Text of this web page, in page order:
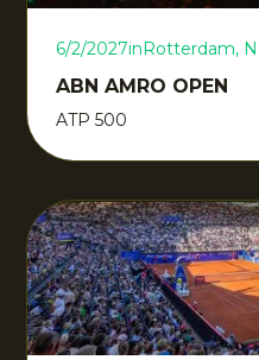
6/2/2027in Rotterdam,
ABN AMRO OPEN
ATP 500